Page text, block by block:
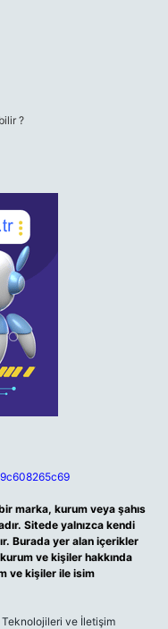
?
marka, kurum veya şahıs
Sitede yalnızca kendi
Burada yer alan içerikler
ve kişiler hakkında
ve kişiler ile isim
Teknolojileri ve İletişim